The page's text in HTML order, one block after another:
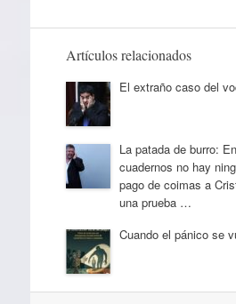
Artículos relacionados
El extraño caso del
La patada de burro:
cuadernos no hay
pago de coimas a
una prueba …
Cuando el pánico se